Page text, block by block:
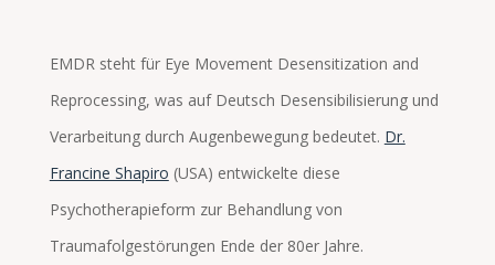
o
s
e
d
EMDR steht für Eye Movement Desensitization and
Reprocessing, was auf Deutsch Desensibilisierung und
Verarbeitung durch Augenbewegung bedeutet. Dr.
Francine Shapiro (USA) entwickelte diese
Psychotherapieform zur Behandlung von
Traumafolgestörungen Ende der 80er Jahre.